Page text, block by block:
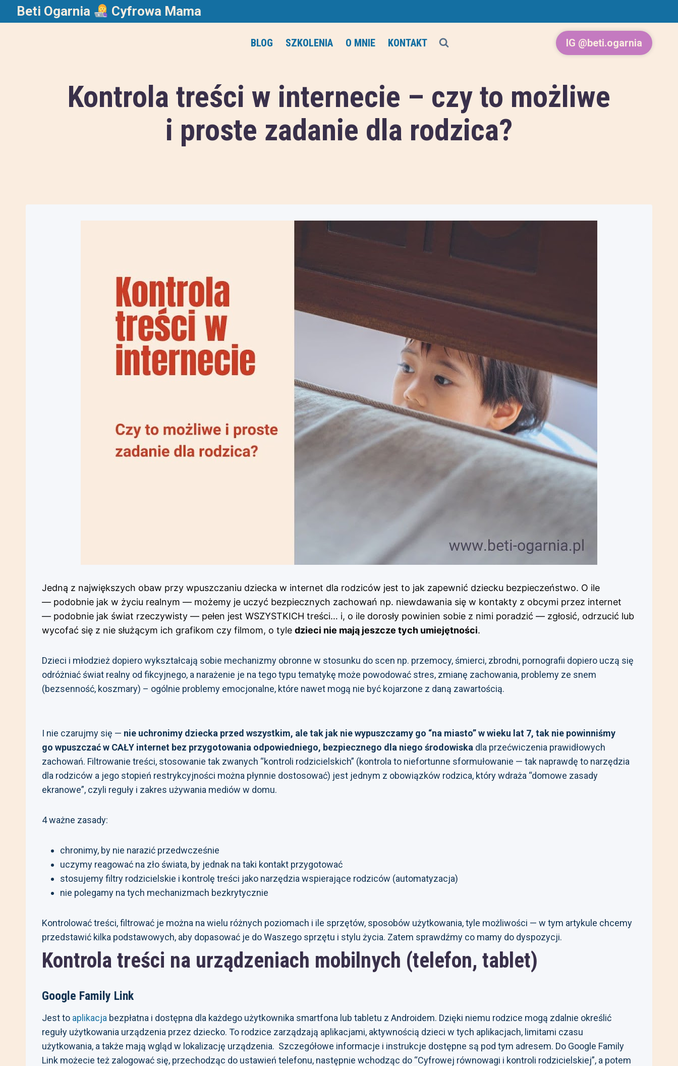
Beti Ogarnia Cyfrowa Mama
BLOG SZKOLENIA O MNIE KONTAKT IG @beti.ogarnia
Kontrola treści w internecie – czy to możliwe
i proste zadanie dla rodzica?
Jedną z największych obaw przy wpuszczaniu dziecka w internet dla rodziców jest to jak zapewnić dziecku bezpieczeństwo. O ile
— podobnie jak w życiu realnym — możemy je uczyć bezpiecznych zachowań np. niewdawania się w kontakty z obcymi przez internet
— podobnie jak świat rzeczywisty — pełen jest WSZYSTKICH treści… i, o ile dorosły powinien sobie z nimi poradzić — zgłosić, odrzucić lub
wycofać się z nie służącym ich grafikom czy filmom, o tyle dzieci nie mają jeszcze tych umiejętności.
Dzieci i młodzież dopiero wykształcają sobie mechanizmy obronne w stosunku do scen np. przemocy, śmierci, zbrodni, pornografii dopiero uczą się
odróżniać świat realny od fikcyjnego, a narażenie je na tego typu tematykę może powodować stres, zmianę zachowania, problemy ze snem
(bezsenność, koszmary) – ogólnie problemy emocjonalne, które nawet mogą nie być kojarzone z daną zawartością.
I nie czarujmy się — nie uchronimy dziecka przed wszystkim, ale tak jak nie wypuszczamy go “na miasto” w wieku lat 7, tak nie powinniśmy
go wpuszczać w CAŁY internet bez przygotowania odpowiedniego, bezpiecznego dla niego środowiska dla przećwiczenia prawidłowych
zachowań. Filtrowanie treści, stosowanie tak zwanych “kontroli rodzicielskich” (kontrola to niefortunne sformułowanie — tak naprawdę to narzędzia
dla rodziców a jego stopień restrykcyjności można płynnie dostosować) jest jednym z obowiązków rodzica, który wdraża “domowe zasady
ekranowe”, czyli reguły i zakres używania mediów w domu.
4 ważne zasady:
chronimy, by nie narazić przedwcześnie
uczymy reagować na zło świata, by jednak na taki kontakt przygotować
stosujemy filtry rodzicielskie i kontrolę treści jako narzędzia wspierające rodziców (automatyzacja)
nie polegamy na tych mechanizmach bezkrytycznie
Kontrolować treści, filtrować je można na wielu różnych poziomach i ile sprzętów, sposobów użytkowania, tyle możliwości — w tym artykule chcemy
przedstawić kilka podstawowych, aby dopasować je do Waszego sprzętu i stylu życia. Zatem sprawdźmy co mamy do dyspozycji.
Kontrola treści na urządzeniach mobilnych (telefon, tablet)
Google Family Link
Jest to aplikacja bezpłatna i dostępna dla każdego użytkownika smartfona lub tabletu z Androidem. Dzięki niemu rodzice mogą zdalnie określić
reguły użytkowania urządzenia przez dziecko. To rodzice zarządzają aplikacjami, aktywnością dzieci w tych aplikacjach, limitami czasu
użytkowania, a także mają wgląd w lokalizację urządzenia. Szczegółowe informacje i instrukcje dostępne są pod tym adresem. Do Google Family
Link możecie też zalogować się, przechodząc do ustawień telefonu, następnie wchodząc do “Cyfrowej równowagi i kontroli rodzicielskiej”, a potem